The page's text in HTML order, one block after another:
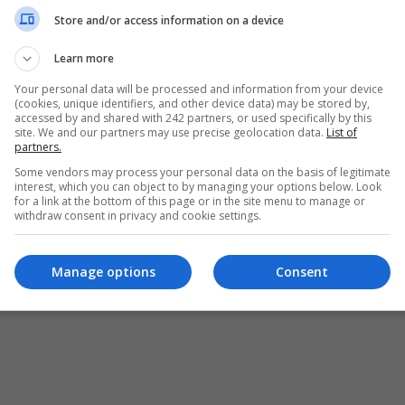
de crimă. A ucis
după
fugit de locul
de naționalitate română, în
de ani, a fost arestat în
La Courneuve din…
Jurnal de Emigrant - marți, 29
ȘI CONDIȚII DE UTILIZARE POLITICA DE CONFIDENȚIALITATE POLITICA
rezervate Diaspora Media Network S.R.L - Interzisă copierea conținutului
Store and/or access information on a device
Learn more
Your personal data will be processed and information from your device
(cookies, unique identifiers, and other device data) may be stored by,
accessed by and shared with 242 partners, or used specifically by this
site. We and our partners may use precise geolocation data. List of
partners.
Some vendors may process your personal data on the basis of legitimate
interest, which you can object to by managing your options below. Look
for a link at the bottom of this page or in the site menu to manage or
withdraw consent in privacy and cookie settings.
Consent
Manage options